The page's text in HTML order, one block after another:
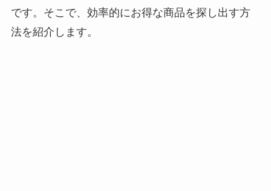
です。そこで、効率的にお得な商品を探し出す方
法を紹介します。